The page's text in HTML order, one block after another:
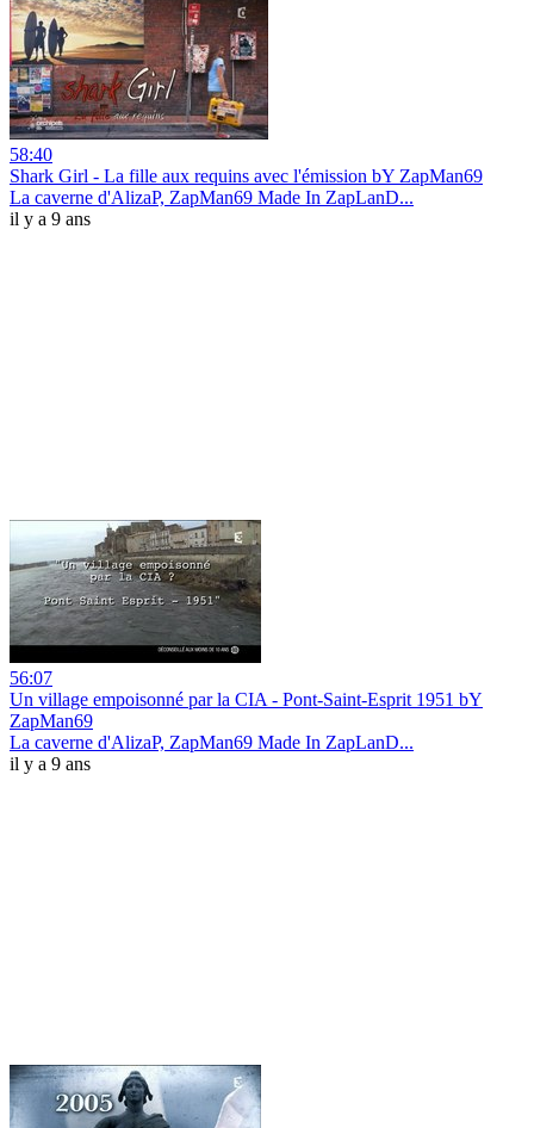
58:40
Shark Girl - La fille aux requins avec l'émission bY ZapMan69
La caverne d'AlizaP, ZapMan69 Made In ZapLanD...
il y a 9 ans
56:07
Un village empoisonné par la CIA - Pont-Saint-Esprit 1951 bY
ZapMan69
La caverne d'AlizaP, ZapMan69 Made In ZapLanD...
il y a 9 ans